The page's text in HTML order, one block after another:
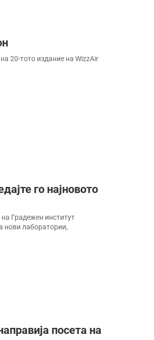
20-тото издание на WizzAir
го најновото
Градежен институт
нови лаборатории,
посета на